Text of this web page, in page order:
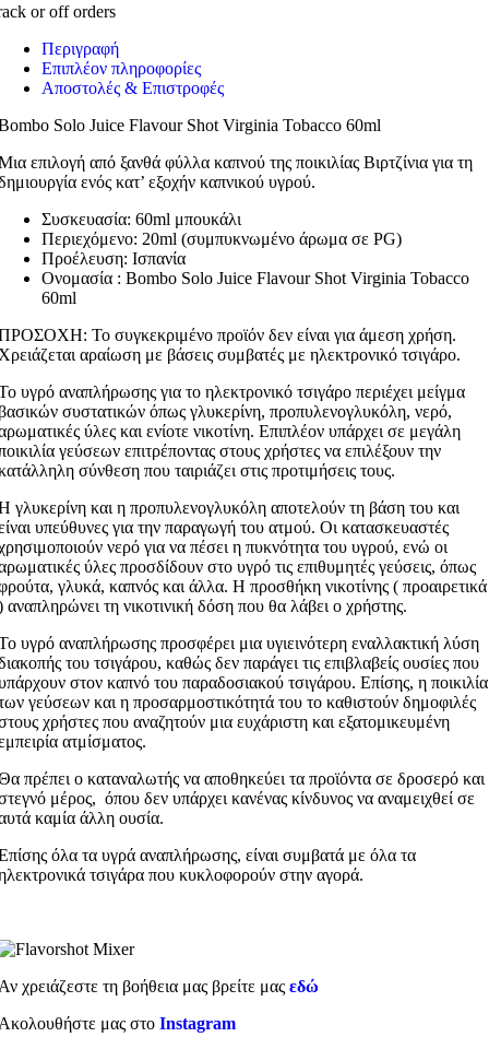
or off orders
Περιγραφή
Επιπλέον πληροφορίες
Αποστολές & Επιστροφές
Solo Juice Flavour Shot Virginia Tobacco 60ml
επιλογή από ξανθά φύλλα καπνού της ποικιλίας Βιρτζίνια για τη
ενός κατ’ εξοχήν καπνικού υγρού.
Συσκευασία: 60ml μπουκάλι
Περιεχόμενο: 20ml (συμπυκνωμένο άρωμα σε PG)
Προέλευση: Ισπανία
Ονομασία : Bombo Solo Juice Flavour Shot Virginia Tobacco
60ml
Το συγκεκριμένο προϊόν δεν είναι για άμεση χρήση.
αραίωση με βάσεις συμβατές με ηλεκτρονικό τσιγάρο.
υγρό αναπλήρωσης για το ηλεκτρονικό τσιγάρο περιέχει μείγμα
συστατικών όπως γλυκερίνη, προπυλενογλυκόλη, νερό,
ύλες και ενίοτε νικοτίνη. Επιπλέον υπάρχει σε μεγάλη
γεύσεων επιτρέποντας στους χρήστες να επιλέξουν την
σύνθεση που ταιριάζει στις προτιμήσεις τους.
γλυκερίνη και η προπυλενογλυκόλη αποτελούν τη βάση του και
υπεύθυνες για την παραγωγή του ατμού. Οι κατασκευαστές
νερό για να πέσει η πυκνότητα του υγρού, ενώ οι
ύλες προσδίδουν στο υγρό τις επιθυμητές γεύσεις, όπως
γλυκά, καπνός και άλλα. Η προσθήκη νικοτίνης ( προαιρετικά
αναπληρώνει τη νικοτινική δόση που θα λάβει ο χρήστης.
υγρό αναπλήρωσης προσφέρει μια υγιεινότερη εναλλακτική λύση
του τσιγάρου, καθώς δεν παράγει τις επιβλαβείς ουσίες που
στον καπνό του παραδοσιακού τσιγάρου. Επίσης, η ποικιλία
γεύσεων και η προσαρμοστικότητά του το καθιστούν δημοφιλές
χρήστες που αναζητούν μια ευχάριστη και εξατομικευμένη
ατμίσματος.
πρέπει ο καταναλωτής να αποθηκεύει τα προϊόντα σε δροσερό και
μέρος, όπου δεν υπάρχει κανένας κίνδυνος να αναμειχθεί σε
καμία άλλη ουσία.
όλα τα υγρά αναπλήρωσης, είναι συμβατά με όλα τα
τσιγάρα που κυκλοφορούν στην αγορά.
χρειάζεστε τη βοήθεια μας βρείτε μας εδώ
μας στο Instagram